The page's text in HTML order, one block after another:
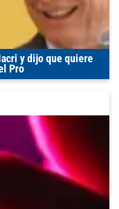
y dijo que quiere
Pro